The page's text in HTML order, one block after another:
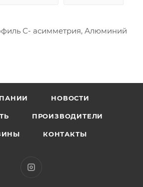
С- асимметрия, Алюминий
НОВОСТИ
ПРОИЗВОДИТЕЛИ
КОНТАКТЫ